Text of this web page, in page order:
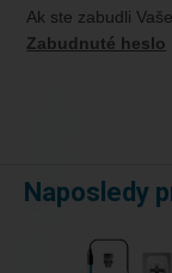
Ak ste zabudli
Zabudnuté heslo
Naposledy